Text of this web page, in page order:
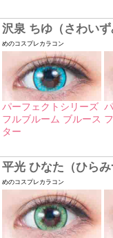
沢泉 ちゆ（さわい
めのコスプレカラコン
パーフェクトシリーズ
フルブルーム ブルース
ター
平光 ひなた（ひら
めのコスプレカラコン